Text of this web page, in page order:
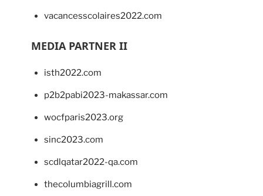
vacancesscolaires2022.com
MEDIA PARTNER II
isth2022.com
p2b2pabi2023-makassar.com
wocfparis2023.org
sinc2023.com
scdlqatar2022-qa.com
thecolumbiagrill.com